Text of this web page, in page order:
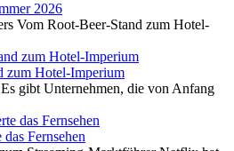
2026
Vom Root-Beer-Stand zum Hotel-
zum Hotel-Imperium
gibt Unternehmen, die von Anfang
Fernsehen